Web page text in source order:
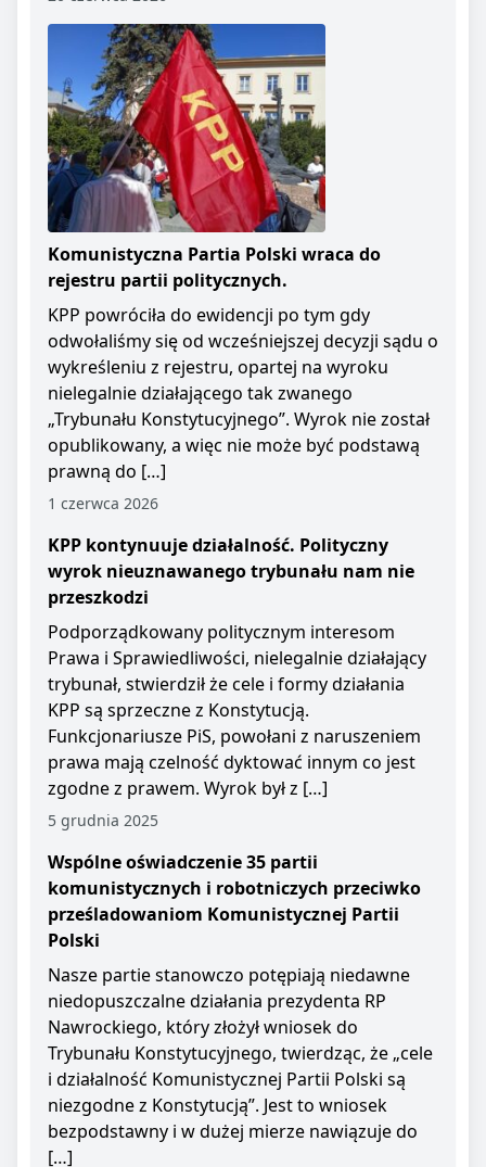
Komunistyczna Partia Polski wraca do
rejestru partii politycznych.
KPP powróciła do ewidencji po tym gdy
odwołaliśmy się od wcześniejszej decyzji sądu o
wykreśleniu z rejestru, opartej na wyroku
nielegalnie działającego tak zwanego
„Trybunału Konstytucyjnego”. Wyrok nie został
opublikowany, a więc nie może być podstawą
prawną do […]
1 czerwca 2026
KPP kontynuuje działalność. Polityczny
wyrok nieuznawanego trybunału nam nie
przeszkodzi
Podporządkowany politycznym interesom
Prawa i Sprawiedliwości, nielegalnie działający
trybunał, stwierdził że cele i formy działania
KPP są sprzeczne z Konstytucją.
Funkcjonariusze PiS, powołani z naruszeniem
prawa mają czelność dyktować innym co jest
zgodne z prawem. Wyrok był z […]
5 grudnia 2025
Wspólne oświadczenie 35 partii
komunistycznych i robotniczych przeciwko
prześladowaniom Komunistycznej Partii
Polski
Nasze partie stanowczo potępiają niedawne
niedopuszczalne działania prezydenta RP
Nawrockiego, który złożył wniosek do
Trybunału Konstytucyjnego, twierdząc, że „cele
i działalność Komunistycznej Partii Polski są
niezgodne z Konstytucją”. Jest to wniosek
bezpodstawny i w dużej mierze nawiązuje do
[…]